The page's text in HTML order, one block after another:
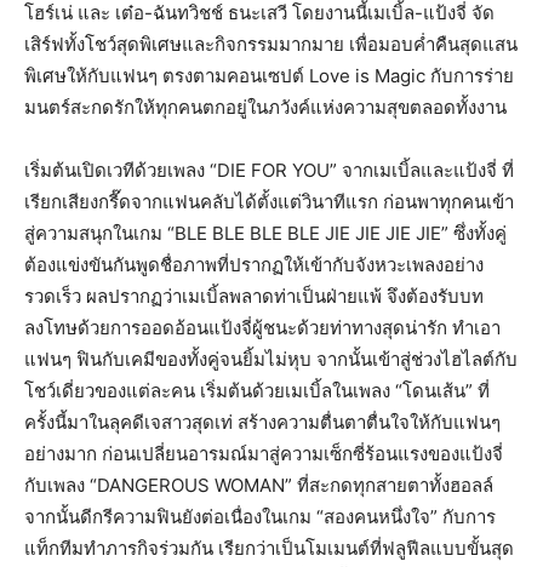
โฮร์เน่ และ เต๋อ-ฉันทวิชช์ ธนะเสวี โดยงานนี้เมเบิ้ล-แป้งจี่ จัด
เสิร์ฟทั้งโชว์สุดพิเศษและกิจกรรมมากมาย เพื่อมอบค่ำคืนสุดแสน
พิเศษให้กับแฟนๆ ตรงตามคอนเซปต์ Love is Magic กับการร่าย
มนตร์สะกดรักให้ทุกคนตกอยู่ในภวังค์แห่งความสุขตลอดทั้งงาน
เริ่มต้นเปิดเวทีด้วยเพลง “DIE FOR YOU” จากเมเบิ้ลและแป้งจี่ ที่
เรียกเสียงกรี๊ดจากแฟนคลับได้ตั้งแต่วินาทีแรก ก่อนพาทุกคนเข้า
สู่ความสนุกในเกม “BLE BLE BLE BLE JIE JIE JIE JIE” ซึ่งทั้งคู่
ต้องแข่งขันกันพูดชื่อภาพที่ปรากฏให้เข้ากับจังหวะเพลงอย่าง
รวดเร็ว ผลปรากฏว่าเมเบิ้ลพลาดท่าเป็นฝ่ายแพ้ จึงต้องรับบท
ลงโทษด้วยการออดอ้อนแป้งจี่ผู้ชนะด้วยท่าทางสุดน่ารัก ทำเอา
แฟนๆ ฟินกับเคมีของทั้งคู่จนยิ้มไม่หุบ จากนั้นเข้าสู่ช่วงไฮไลต์กับ
โชว์เดี่ยวของแต่ละคน เริ่มต้นด้วยเมเบิ้ลในเพลง “โดนเส้น” ที่
ครั้งนี้มาในลุคดีเจสาวสุดเท่ สร้างความตื่นตาตื่นใจให้กับแฟนๆ
อย่างมาก ก่อนเปลี่ยนอารมณ์มาสู่ความเซ็กซี่ร้อนแรงของแป้งจี่
กับเพลง “DANGEROUS WOMAN” ที่สะกดทุกสายตาทั้งฮอลล์
จากนั้นดีกรีความฟินยังต่อเนื่องในเกม “สองคนหนึ่งใจ” กับการ
แท็กทีมทำภารกิจร่วมกัน เรียกว่าเป็นโมเมนต์ที่ฟลูฟีลแบบขั้นสุด